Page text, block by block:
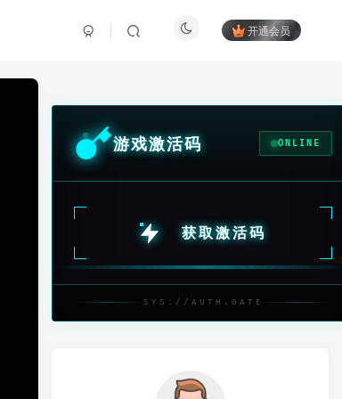
开通会员
游戏激活码 ONLINE
获取激活码
SYS://AUTH.GATE